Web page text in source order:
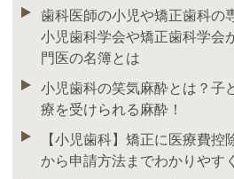
歯科医師の小児や矯正歯科の
小児歯科学会や矯正歯科学会
門医の名簿とは
小児歯科の笑気麻酔とは？子
療を受けられる麻酔！
【小児歯科】矯正に医療費
から申請方法までわかりやす